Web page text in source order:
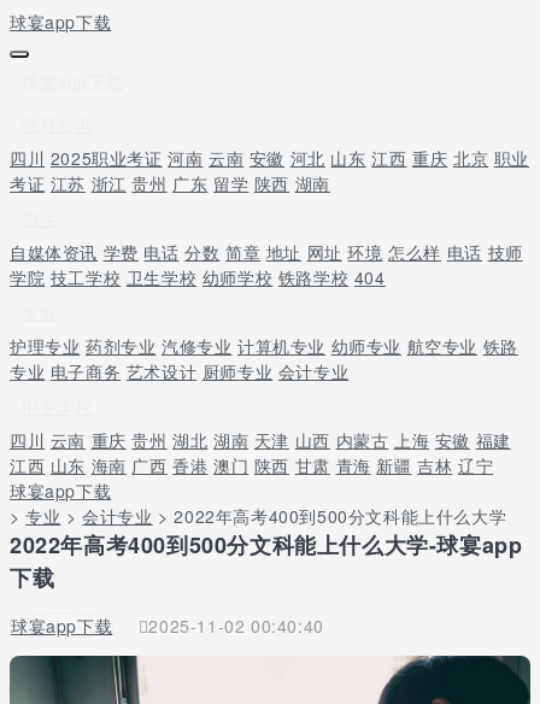
球宴app下载
四川 2025职业考证 河南 云南 安徽 河北 山东 江西 重庆 北京 职业
考证 江苏 浙江 贵州 广东 留学 陕西 湖南
自媒体资讯 学费 电话 分数 简章 地址 网址 环境 怎么样 电话 技师
学院 技工学校 卫生学校 幼师学校 铁路学校 404
护理专业 药剂专业 汽修专业 计算机专业 幼师专业 航空专业 铁路
专业 电子商务 艺术设计 厨师专业 会计专业
四川 云南 重庆 贵州 湖北 湖南 天津 山西 内蒙古 上海 安徽 福建
江西 山东 海南 广西 香港 澳门 陕西 甘肃 青海 新疆 吉林 辽宁
球宴app下载
>专业 >会计专业 > 2022年高考400到500分文科能上什么大学
2022年高考400到500分文科能上什么大学-球宴app
下载
球宴app下载 2025-11-02 00:40:40